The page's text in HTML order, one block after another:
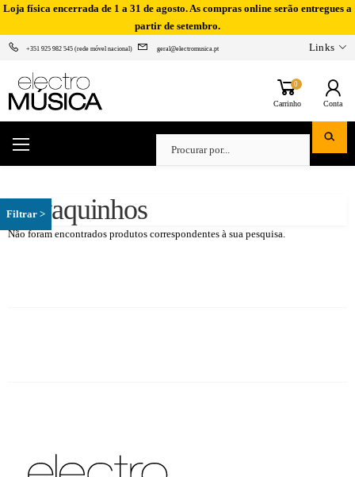
Loja física encerrada de 1 a 31 de agosto. As compras online serão entregues a
partir de setembro.
+351 925 982 545 (rede móvel nacional) geral@electromusica.pt Links
0
Carrinho Conta
Cavaquinhos
Não foram encontrados produtos correspondentes à sua pesquisa.